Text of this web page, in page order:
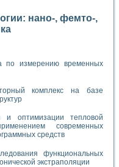
нано-, фемто-,
по измерению временных
комплекс на базе
и оптимизации тепловой
современных
средств
функциональных
экстраполяции